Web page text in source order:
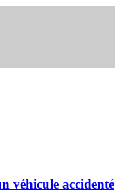
véhicule accidenté